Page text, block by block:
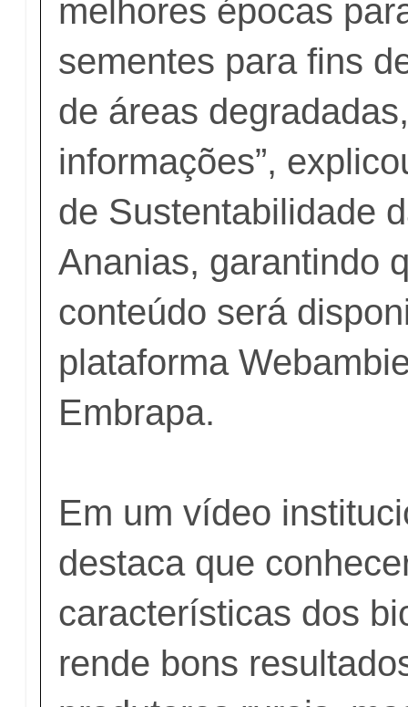
melhores épocas
sementes para fins
de áreas
informações”,
de Sustentabilidade
Ananias, garantindo
conteúdo será
plataforma
Embrapa.
Em um vídeo
destaca que
características dos
rende bons